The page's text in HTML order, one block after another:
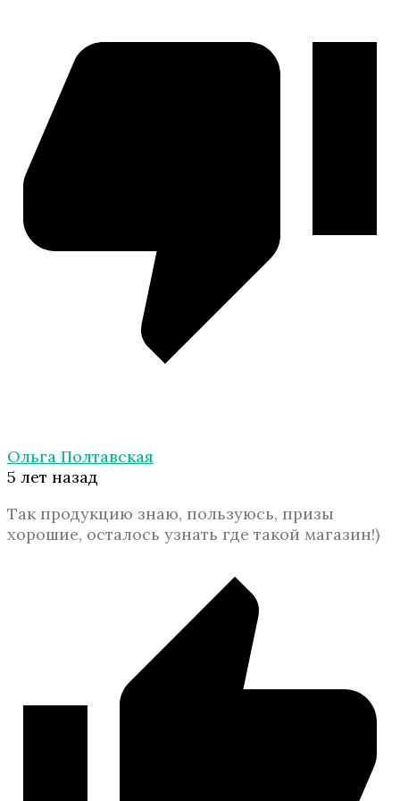
Ольга Полтавская
5 лет назад
Так продукцию знаю, пользуюсь, призы
хорошие, осталось узнать где такой магазин!)